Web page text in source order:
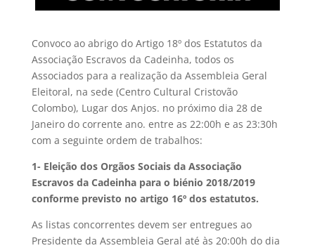
Convoco ao abrigo do Artigo 18º dos Estatutos da
Associação Escravos da Cadeinha, todos os
Associados para a realização da Assembleia Geral
Eleitoral, na sede (Centro Cultural Cristovão
Colombo), Lugar dos Anjos. no próximo dia 28 de
Janeiro do corrente ano. entre as 22:00h e as 23:30h
com a seguinte ordem de trabalhos:
1- Eleição dos Orgãos Sociais da Associação
Escravos da Cadeinha para o biénio 2018/2019
conforme previsto no artigo 16º dos estatutos.
As listas concorrentes devem ser entregues ao
Presidente da Assembleia Geral até às 20:00h do dia